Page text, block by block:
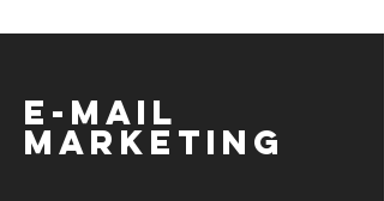
e-mail
marketing